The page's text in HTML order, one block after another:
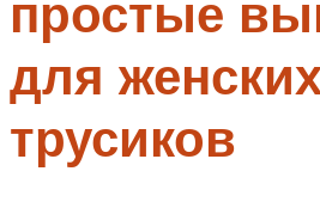
Меню
простые
для
трусиков